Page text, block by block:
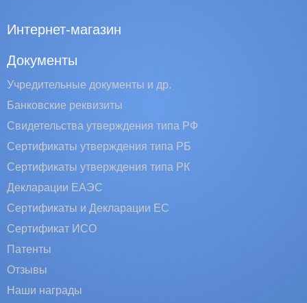
Интернет-магазин
Документы
Учредительные документы и др.
Банковские реквизиты
Свидетельства утверждения типа РФ
Сертификаты утверждения типа РБ
Сертификаты утверждения типа РК
Декларации ЕАЭС
Сертификаты и Декларации EC
Сертификат ИСО
Патенты
Отзывы
Наши награды